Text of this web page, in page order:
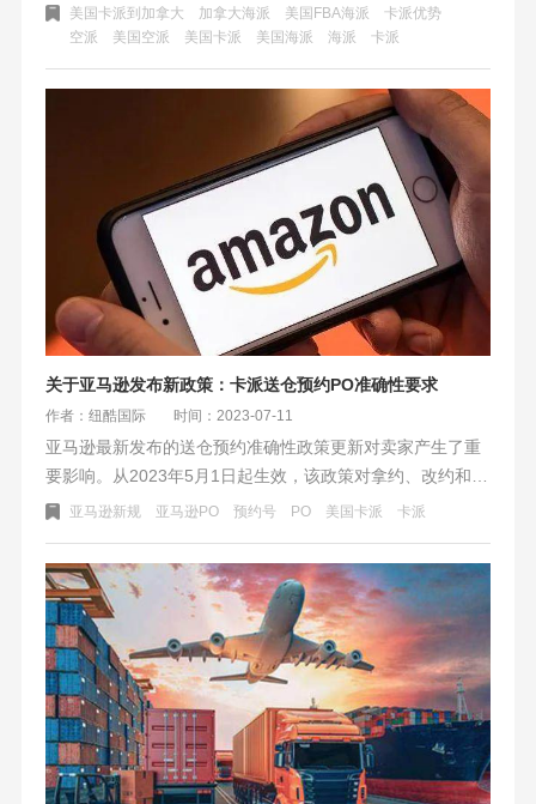
低。海派则是指将货物交付给当地的快递公司（如FedEx和
UPS），由快递公司进行最后的派送入仓，有单号可以追
踪，快递网点多，适合偏远仓库选择。
美国卡派到加拿大
加拿大海派 美国FBA海派
卡派优势
空派
美国空派 美国卡派 美国海派 海派 卡派
关于亚马逊发布新政策：卡派送仓预约PO准确性要求
作者：纽酷国际 时间：2023-07-11
亚马逊最新发布的送仓预约准确性政策更新对卖家产生了重
要影响。从2023年5月1日起生效，该政策对拿约、改约和送
仓要求更加精确，尾端货物入仓效率受到巨大影响。卖家们
时提前至少24小时以避免被视为缺陷。此外，PO准确性要求
在95%以上，ID不相符概率低于5%。为了高效入仓，卖家们
需要确认货物PO的准确性和有效性，并核对PO对应的亚马
逊仓库与实际出货对应的仓库是否相符。对于已使用过的
PO，将无法再使用，可能导致货物滞留在海外仓并产生仓储
费用。卖家们务必重视这一政策更新，遵守要求以减少不必
要的损失。
亚马逊新规 亚马逊PO 预约号 PO 美国卡派 卡派